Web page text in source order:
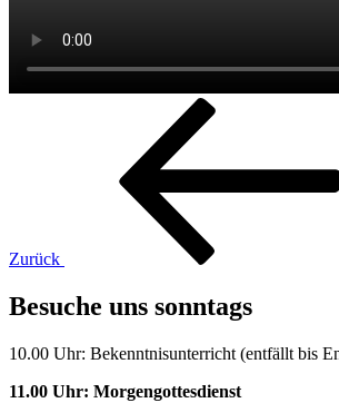
Beitragsnavigation
Zurück
Besuche uns sonntags
10.00 Uhr: Bekenntnisunterricht (entfällt bis
11.00 Uhr: Morgengottesdienst